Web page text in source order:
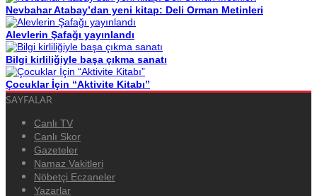
Nevbahar Atabay’dan yeni kitap: Deli Orman Metinleri
Alevlerin Şafağı yayınlandı
Bilgi kirliliğiyle başa çıkma sanatı
Çocuklar İçin “Aktivite Kitabı”
SAYFALAR
Canlı TV
Canlı Skor
Gazeteler
Namaz Vakitleri
Nöbetçi Eczaneler
Yazarlar